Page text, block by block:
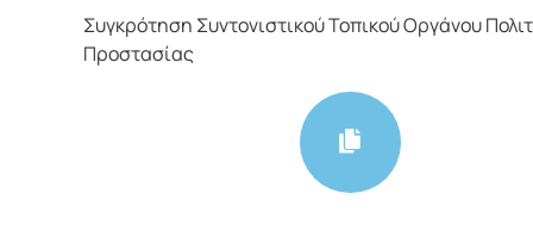
Συγκρότηση Συντονιστικού Τοπικού Οργάνου
Προστασίας